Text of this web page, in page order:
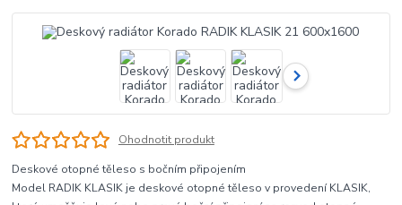
Ohodnotit produkt
Deskové otopné těleso s bočním připojením
Model RADIK KLASIK je deskové otopné těleso v provedení KLASIK,